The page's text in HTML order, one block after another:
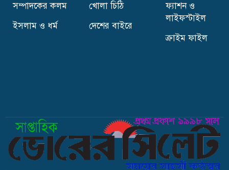
ইলিয়াসপত্নী লুনার সঙ্গে লড়তে চান যারা
সম্পাদকের কলম
ইসলাম ও ধর্ম
খোলা চিঠি
দেশের বাইরে
ফ্যাশন ও
লাইফস্টাইল
ক্রাইম ফাইল